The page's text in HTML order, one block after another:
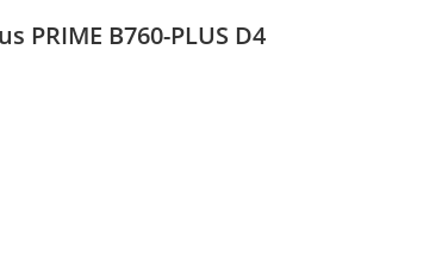
PRIME B760-PLUS D4